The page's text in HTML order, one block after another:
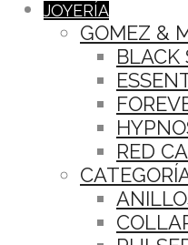
JOYERÍA
GOMEZ &
BLACK
RED